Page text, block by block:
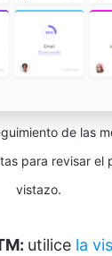
de las
para revisar el
vistazo.
utilice la